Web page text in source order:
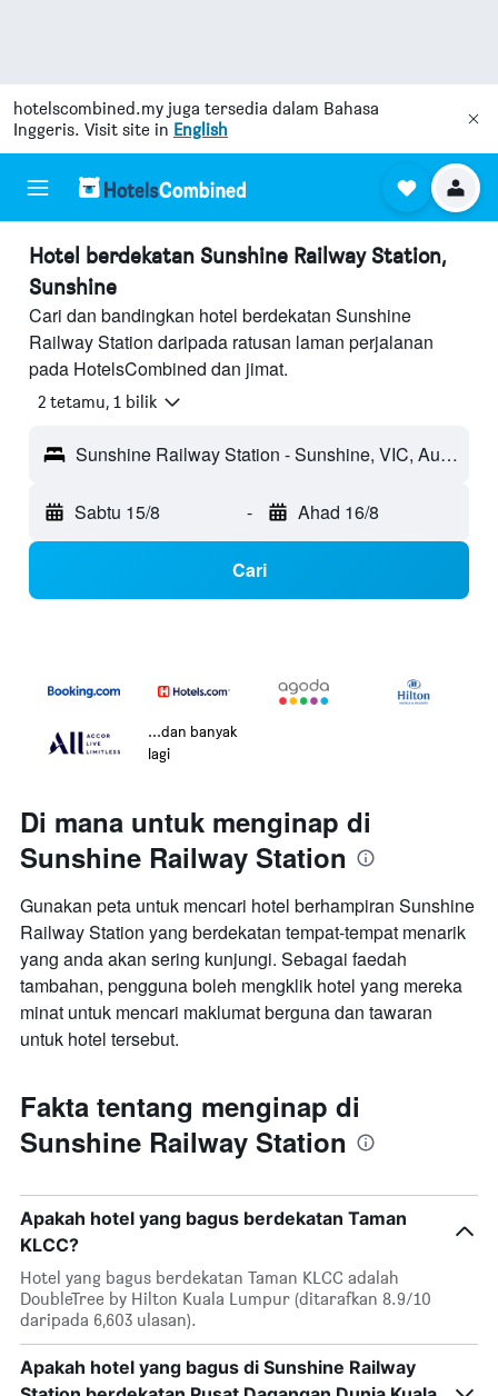
hotelscombined.my juga tersedia dalam Bahasa
Inggeris. Visit site in English
Hotel berdekatan Sunshine Railway Station,
Sunshine
Cari dan bandingkan hotel berdekatan Sunshine
Railway Station daripada ratusan laman perjalanan
pada HotelsCombined dan jimat.
2 tetamu, 1 bilik
Sunshine Railway Station - Sunshine, VIC, Australia
Sabtu 15/8 - Ahad 16/8
Cari
...dan banyak
lagi
Di mana untuk menginap di
Sunshine Railway Station
Gunakan peta untuk mencari hotel berhampiran Sunshine
Railway Station yang berdekatan tempat-tempat menarik
yang anda akan sering kunjungi. Sebagai faedah
tambahan, pengguna boleh mengklik hotel yang mereka
minat untuk mencari maklumat berguna dan tawaran
untuk hotel tersebut.
Fakta tentang menginap di
Sunshine Railway Station
Apakah hotel yang bagus berdekatan Taman
KLCC?
Hotel yang bagus berdekatan Taman KLCC adalah
DoubleTree by Hilton Kuala Lumpur (ditarafkan 8.9/10
daripada 6,603 ulasan).
Apakah hotel yang bagus di Sunshine Railway